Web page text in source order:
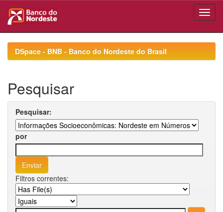
navigationDSpace - BNB - Banco do Nordeste do Brasil
Pesquisar
Pesquisar:
por
Filtros correntes: